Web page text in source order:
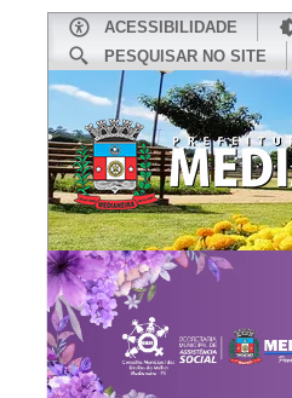
ACESSIBILIDADE
PESQUISAR NO SITE